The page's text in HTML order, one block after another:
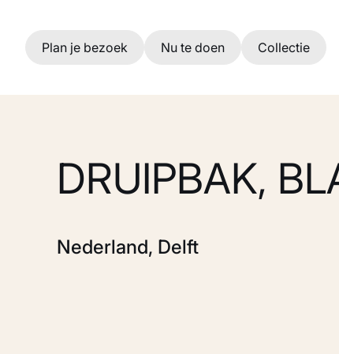
Ga naar hoofdinhoud
Plan je bezoek Nu te doen Collectie
DRUIPBAK,
Nederland, Delft